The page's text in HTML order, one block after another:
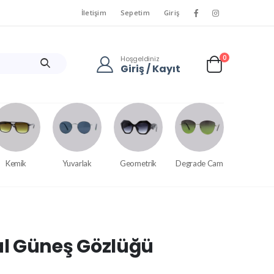
İletişim Sepetim Giriş
Hoşgeldiniz
Giriş / Kayıt
0
Kemik Yuvarlak Geometrik Degrade Cam
Güneş Gözlüğü